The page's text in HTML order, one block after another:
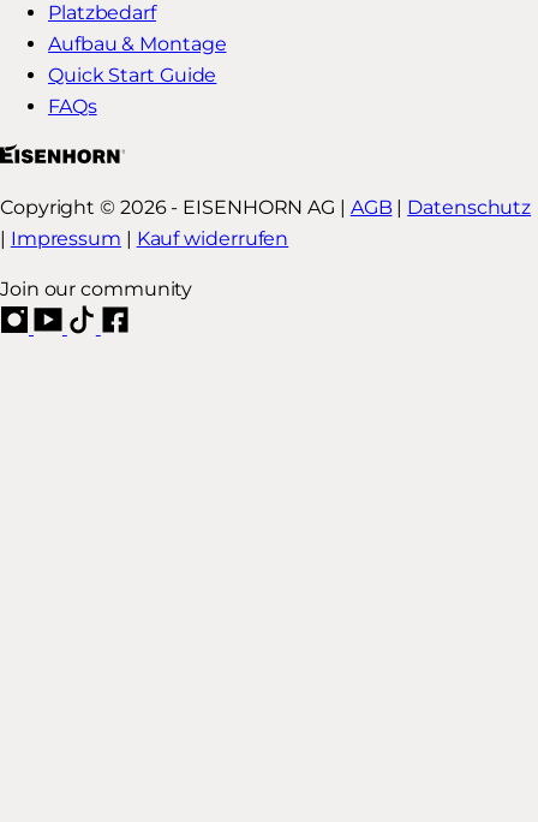
Platzbedarf
Aufbau & Montage
Quick Start Guide
FAQs
Copyright © 2026 - EISENHORN AG | AGB| Datenschutz
| Impressum | Kauf widerrufen
Join our community